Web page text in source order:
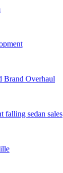
Brand Overhaul
falling sedan sales